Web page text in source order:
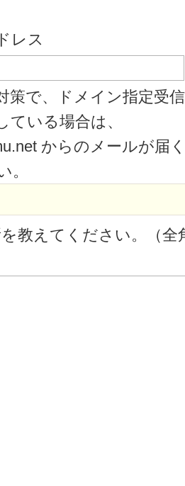
レス
策で、ドメイン指定受
ている場合は、
からのメールが届
。
を教えてください。（全